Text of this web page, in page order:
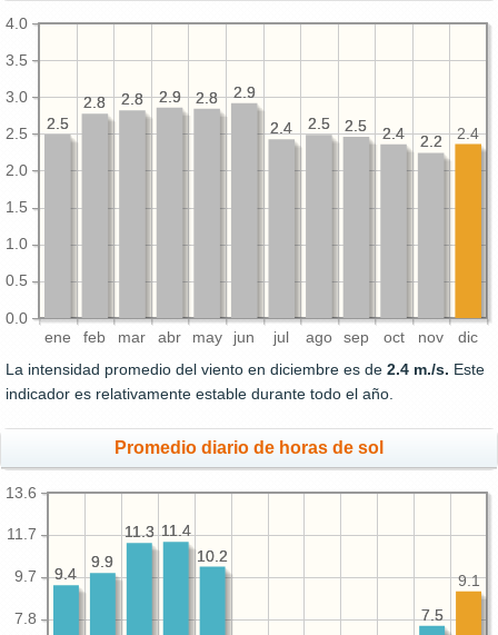
ene feb mar abr may jun jul ago sep oct nov dic
0.0
0.5
1.0
1.5
2.0
2.5
3.0
3.5
4.0
2.2
2.4
2.5
2.5
2.4
2.9
2.8
2.9
2.8
2.8
2.5
2.4
2.2
2.4
2.5
2.5
2.4
2.9
2.8
2.9
2.8
2.8
2.5
La intensidad promedio del viento en diciembre es de 2.4 m./s. Este
indicador es relativamente estable durante todo el año.
Promedio diario de horas de sol
7.8
9.7
11.7
13.6
7.5
10.2
11.4
11.3
9.9
9.4 9.1
7.5
10.2
11.4
11.3
9.9
9.4